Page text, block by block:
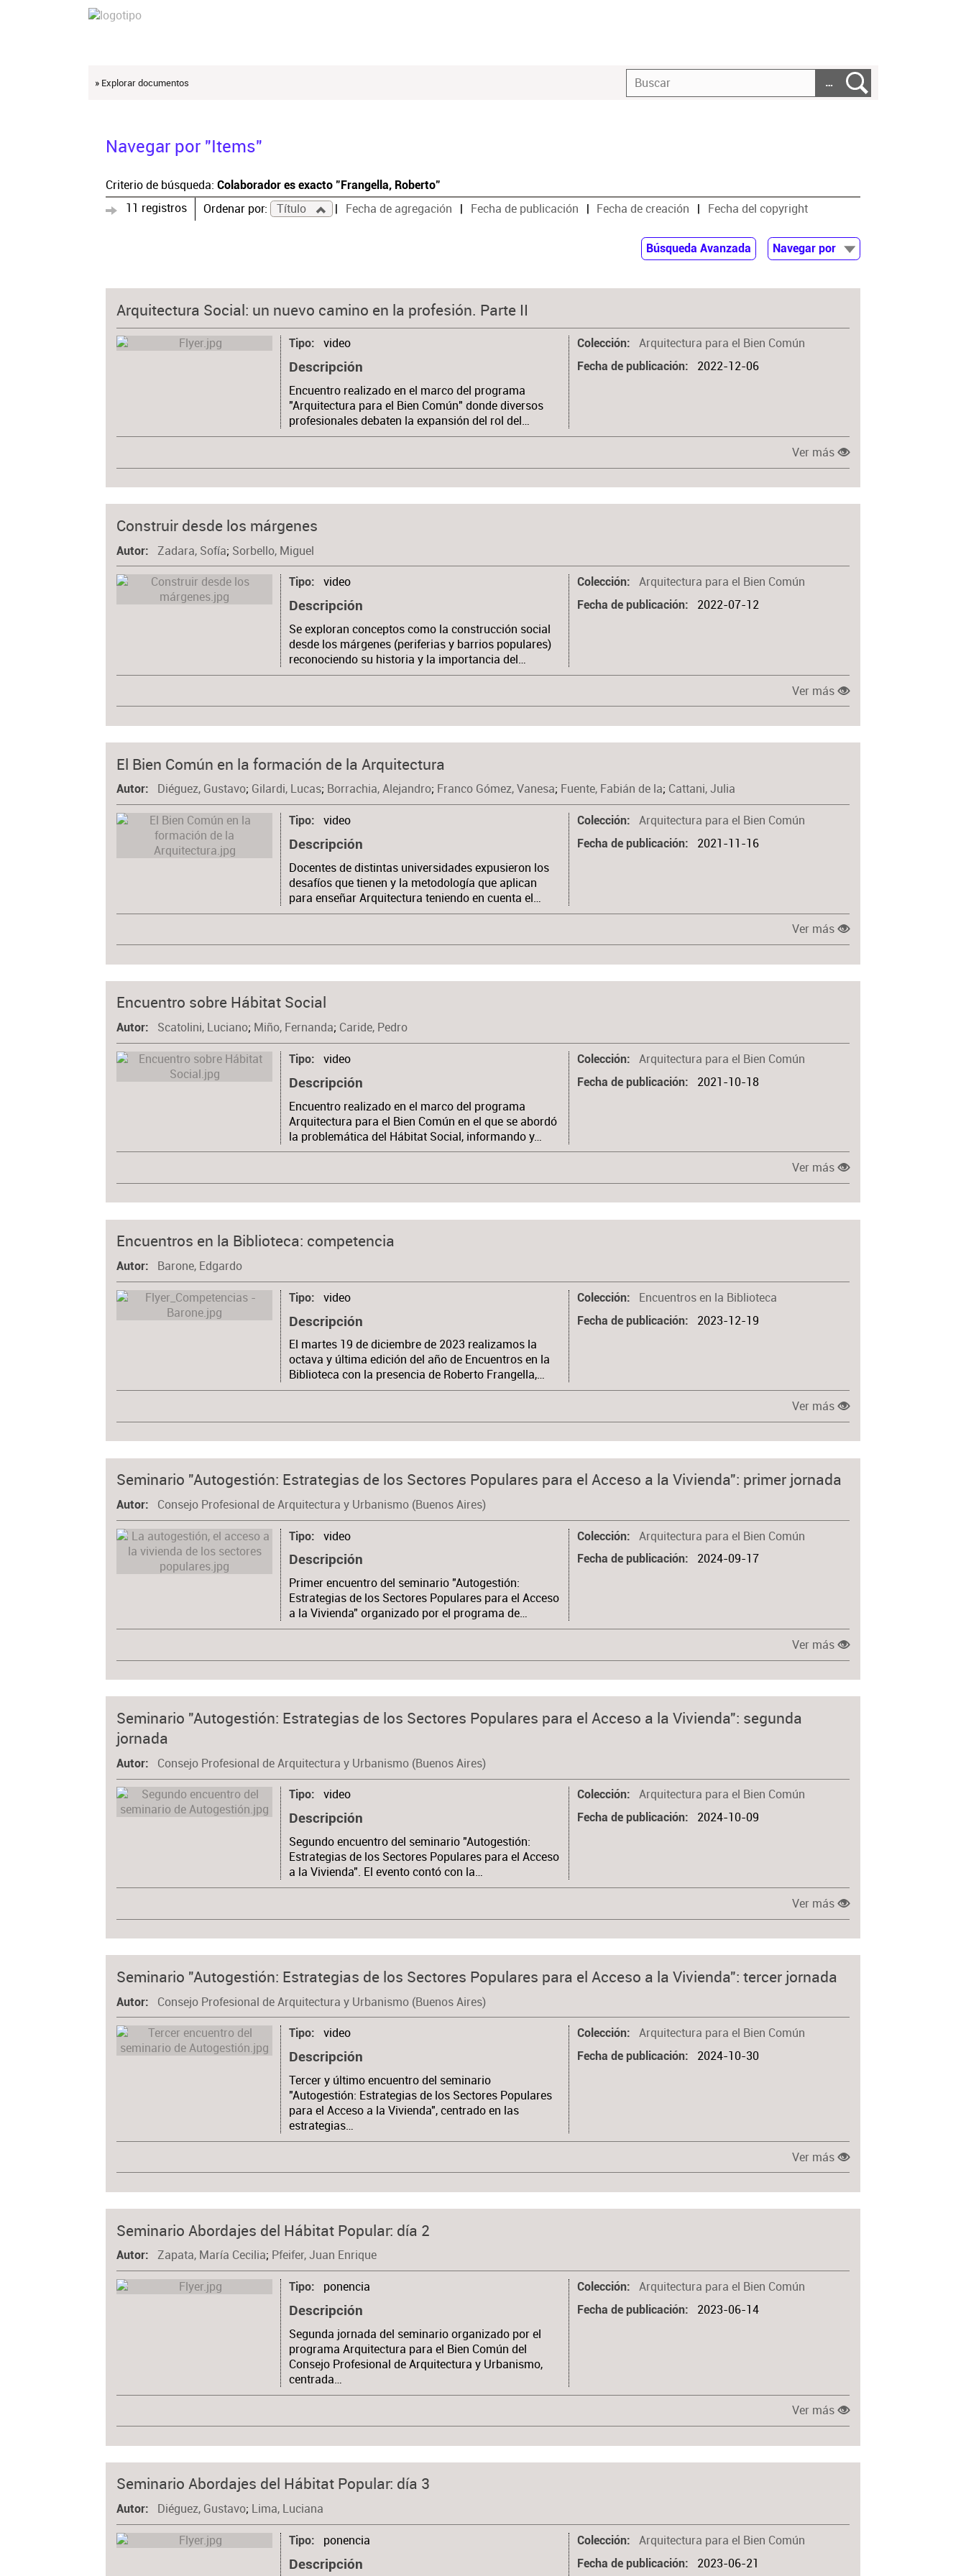
» Explorar documentos …
Navegar por "Items"
Criterio de búsqueda: Colaborador es exacto "Frangella, Roberto"
11 registros Ordenar por: Título Fecha de agregación Fecha de publicación Fecha de creación Fecha del copyright
Búsqueda Avanzada
Navegar por
Arquitectura Social: un nuevo camino en la profesión. Parte II
Tipo video
Descripción
Encuentro realizado en el marco del programa
"Arquitectura para el Bien Común" donde diversos
profesionales debaten la expansión del rol del…
Colección Arquitectura para el Bien Común
Fecha de publicación 2022-12-06
Ver más
Construir desde los márgenes
Autor Zadara, Sofía; Sorbello, Miguel
Tipo video
Descripción
Se exploran conceptos como la construcción social
desde los márgenes (periferias y barrios populares)
reconociendo su historia y la importancia del…
Colección Arquitectura para el Bien Común
Fecha de publicación 2022-07-12
Ver más
El Bien Común en la formación de la Arquitectura
Autor Diéguez, Gustavo; Gilardi, Lucas; Borrachia, Alejandro; Franco Gómez, Vanesa; Fuente, Fabián de la; Cattani, Julia
Tipo video
Descripción
Docentes de distintas universidades expusieron los
desafíos que tienen y la metodología que aplican
para enseñar Arquitectura teniendo en cuenta el…
Colección Arquitectura para el Bien Común
Fecha de publicación 2021-11-16
Ver más
Encuentro sobre Hábitat Social
Autor Scatolini, Luciano; Miño, Fernanda; Caride, Pedro
Tipo video
Descripción
Encuentro realizado en el marco del programa
Arquitectura para el Bien Común en el que se abordó
la problemática del Hábitat Social, informando y…
Colección Arquitectura para el Bien Común
Fecha de publicación 2021-10-18
Ver más
Encuentros en la Biblioteca: competencia
Autor Barone, Edgardo
Tipo video
Descripción
El martes 19 de diciembre de 2023 realizamos la
octava y última edición del año de Encuentros en la
Biblioteca con la presencia de Roberto Frangella,…
Colección Encuentros en la Biblioteca
Fecha de publicación 2023-12-19
Ver más
Seminario "Autogestión: Estrategias de los Sectores Populares para el Acceso a la Vivienda": primer jornada
Autor Consejo Profesional de Arquitectura y Urbanismo (Buenos Aires)
Tipo video
Descripción
Primer encuentro del seminario "Autogestión:
Estrategias de los Sectores Populares para el Acceso
a la Vivienda" organizado por el programa de…
Colección Arquitectura para el Bien Común
Fecha de publicación 2024-09-17
Ver más
Seminario "Autogestión: Estrategias de los Sectores Populares para el Acceso a la Vivienda": segunda
jornada
Autor Consejo Profesional de Arquitectura y Urbanismo (Buenos Aires)
Tipo video
Descripción
Segundo encuentro del seminario "Autogestión:
Estrategias de los Sectores Populares para el Acceso
a la Vivienda". El evento contó con la…
Colección Arquitectura para el Bien Común
Fecha de publicación 2024-10-09
Ver más
Seminario "Autogestión: Estrategias de los Sectores Populares para el Acceso a la Vivienda": tercer jornada
Autor Consejo Profesional de Arquitectura y Urbanismo (Buenos Aires)
Tipo video
Descripción
Tercer y último encuentro del seminario
"Autogestión: Estrategias de los Sectores Populares
para el Acceso a la Vivienda", centrado en las
estrategias…
Colección Arquitectura para el Bien Común
Fecha de publicación 2024-10-30
Ver más
Seminario Abordajes del Hábitat Popular: día 2
Autor Zapata, María Cecilia; Pfeifer, Juan Enrique
Tipo ponencia
Descripción
Segunda jornada del seminario organizado por el
programa Arquitectura para el Bien Común del
Consejo Profesional de Arquitectura y Urbanismo,
centrada…
Colección Arquitectura para el Bien Común
Fecha de publicación 2023-06-14
Ver más
Seminario Abordajes del Hábitat Popular: día 3
Autor Diéguez, Gustavo; Lima, Luciana
Tipo ponencia
Descripción
Colección Arquitectura para el Bien Común
Fecha de publicación 2023-06-21